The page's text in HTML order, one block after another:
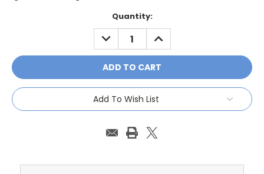
Quantity:
DECREASE
QUANTITY:
INCREASE
QUANTITY:
Add To Wish List